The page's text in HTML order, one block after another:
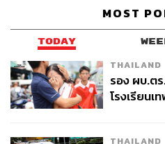
MOST
TODAY
THAILAND
รอง ผบ.ต
โรงเรียน
THAILAND